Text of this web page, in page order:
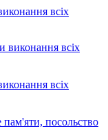
всіх
всіх